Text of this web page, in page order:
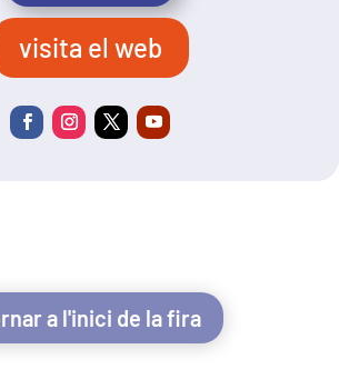
visita el web
a l'inici de la fira